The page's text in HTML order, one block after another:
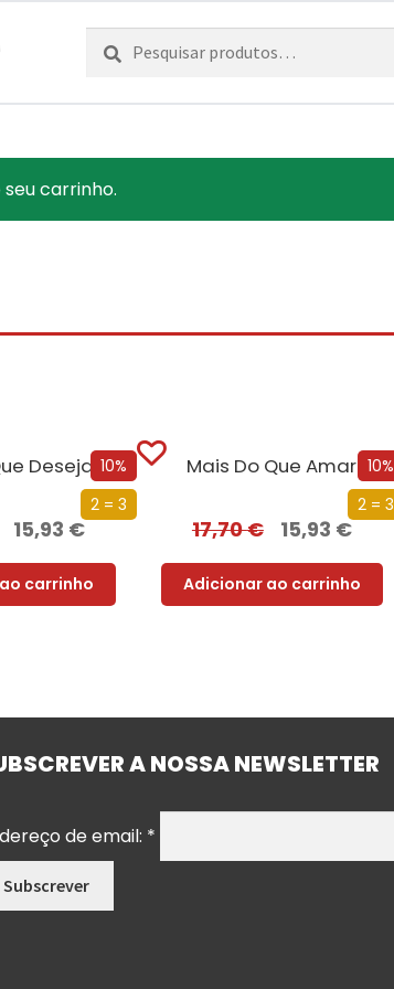
Pesquisar
por:
Pesquisa
seu carrinho.
10%
2 = 3
Desejar
15,93 €
carrinho
10%
2 = 3
Mais Do Que Amar
17,70€ 15,93 €
Adicionar ao carrinho
A NOSSA NEWSLETTER
de email: *